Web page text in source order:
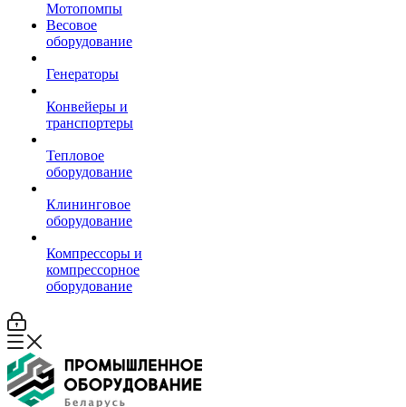
Мотопомпы
Весовое
оборудование
Генераторы
Конвейеры и
транспортеры
Тепловое
оборудование
Клининговое
оборудование
Компрессоры и
компрессорное
оборудование